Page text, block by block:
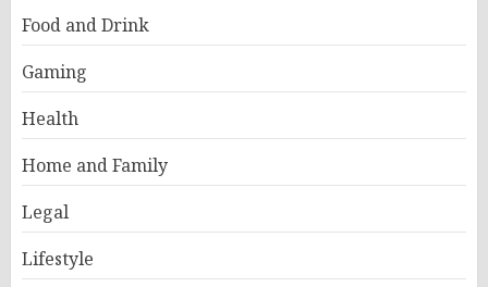
Food and Drink
Gaming
Health
Home and Family
Legal
Lifestyle